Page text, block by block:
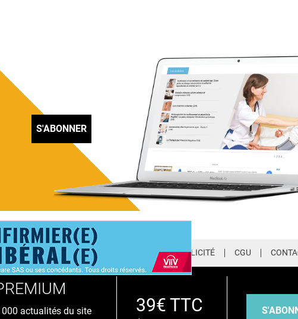
S'ABONNER
NEWSLETTER QUI SOMMES-NOUS ? PUBLICITÉ CGU
actualités du site
39€ TTC